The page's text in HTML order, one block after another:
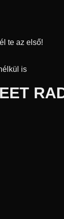
te az első!
is